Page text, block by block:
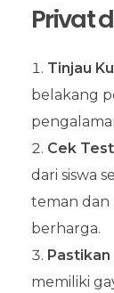
Privat
Tinjau
belakang
Cek
dari siswa
teman dan
berharga.
memiliki